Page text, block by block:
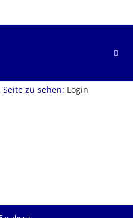
zu sehen: Login